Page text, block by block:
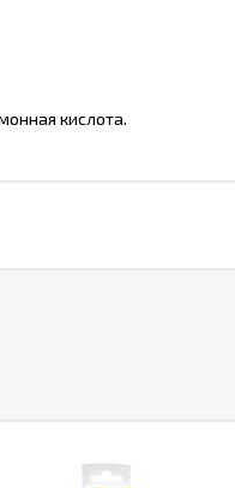
кислота.